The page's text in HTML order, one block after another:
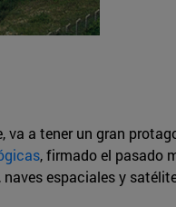
va a tener un gran
, firmado el pasado
espaciales y